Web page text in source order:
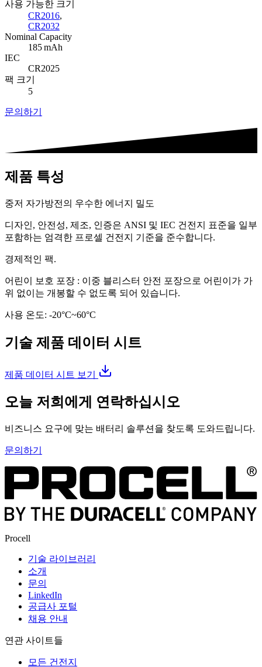
사용 가능한 크기
CR2016,
CR2032
Nominal Capacity
185 mAh
IEC
CR2025
팩 크기
5
문의하기
제품 특성
중저 자가방전의 우수한 에너지 밀도
디자인, 안전성, 제조, 인증은 ANSI 및 IEC 건전지 표준을 일부
포함하는 엄격한 프로셀 건전지 기준을 준수합니다.
경제적인 팩.
어린이 보호 포장 : 이중 블리스터 안전 포장으로 어린이가 가
위 없이는 개봉할 수 없도록 되어 있습니다.
사용 온도: -20°C~60°C
기술 제품 데이터 시트
제품 데이터 시트 보기
오늘 저희에게 연락하십시오
비즈니스 요구에 맞는 배터리 솔루션을 찾도록 도와드립니다.
문의하기
Procell
기술 라이브러리
소개
문의
LinkedIn
공급사 포털
채용 안내
연관 사이트들
모든 건전지